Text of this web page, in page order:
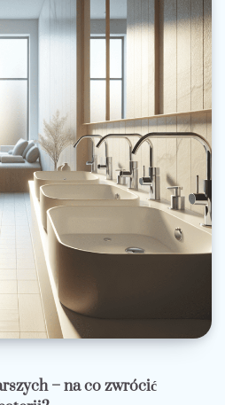
– na co zwrócić